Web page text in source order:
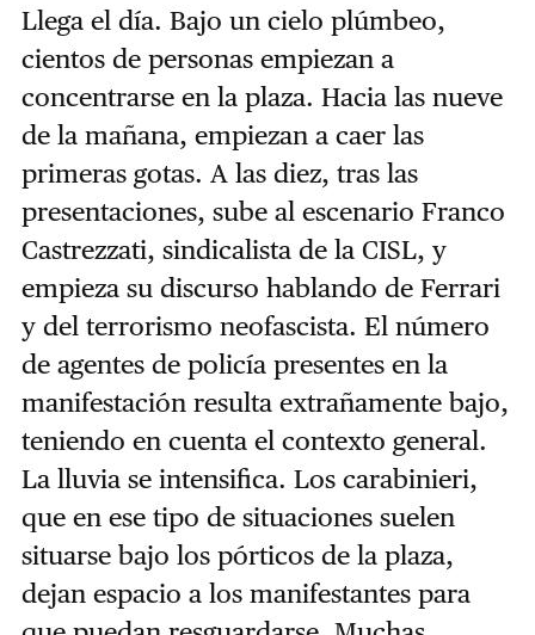
Llega el día. Bajo un cielo plúmbeo,
cientos de personas empiezan a
concentrarse en la plaza. Hacia las nueve
de la mañana, empiezan a caer las
primeras gotas. A las diez, tras las
presentaciones, sube al escenario Franco
Castrezzati, sindicalista de la CISL, y
empieza su discurso hablando de Ferrari
y del terrorismo neofascista. El número
de agentes de policía presentes en la
manifestación resulta extrañamente bajo,
teniendo en cuenta el contexto general.
La lluvia se intensifica. Los carabinieri,
que en ese tipo de situaciones suelen
situarse bajo los pórticos de la plaza,
dejan espacio a los manifestantes para